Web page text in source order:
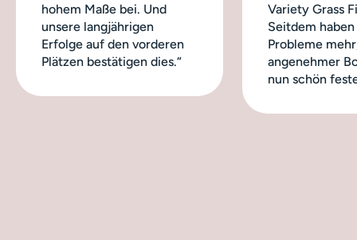
hohem Maße bei. Und
unsere langjährigen
Erfolge auf den vorderen
Plätzen bestätigen dies.“
Variety Grass
Seitdem
Probleme
angenehmer
nun schön